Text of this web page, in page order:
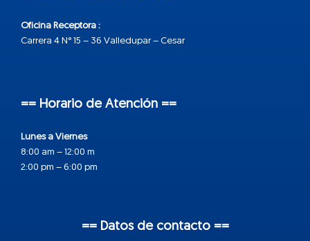
Oficina Receptora :
Carrera 4 N° 15 – 36 Valledupar – Cesar
== Horario de Atención ==
Lunes a Viernes
8:00 am – 12:00 m
2:00 pm – 6:00 pm
== Datos de contacto ==